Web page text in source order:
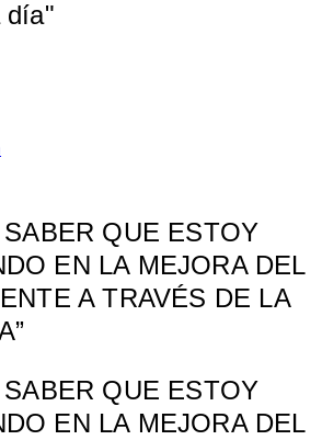
día"
SABER QUE ESTOY
EN LA MEJORA DEL
A TRAVÉS DE LA
SABER QUE ESTOY
EN LA MEJORA DEL